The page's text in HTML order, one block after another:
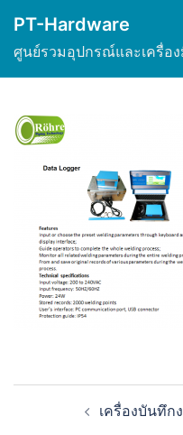
content
PT-Hardware
ศูนย์รวมอุปกรณ์และเครื่อ
navigationเครื่องบันทึก